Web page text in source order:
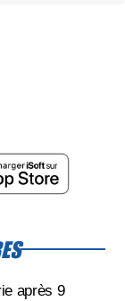
après 9